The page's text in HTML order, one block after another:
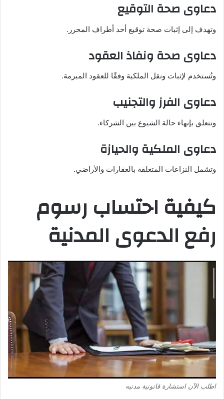
دعاوى صحة التوقيع
وتهدف إلى إثبات صحة توقيع أحد أطراف المحرر.
دعاوى صحة ونفاذ العقود
وتُستخدم لإثبات ونقل الملكية وفقًا للعقود المبرمة.
دعاوى الفرز والتجنيب
وتتعلق بإنهاء حالة الشيوع بين الشركاء.
دعاوى الملكية والحيازة
وتشمل النزاعات المتعلقة بالعقارات والأراضي.
كيفية احتساب رسوم
رفع الدعوى المدنية
اطلب الآن استشارة قانونية مدنيه